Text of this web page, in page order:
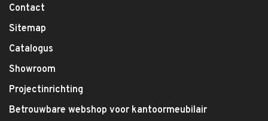
Contact
Sitemap
Catalogus
Showroom
Projectinrichting
Betrouwbare webshop voor kantoormeubilair